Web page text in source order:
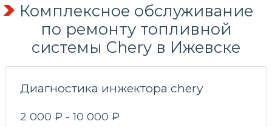
Комплексное обслуживание
по ремонту топливной
системы Chery в Ижевске
Диагностика инжектора chery
2 000 ₽ - 10 000 ₽